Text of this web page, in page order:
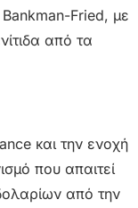
Bankman-Fried, με
από τα
και την ενοχή
που απαιτεί
από την